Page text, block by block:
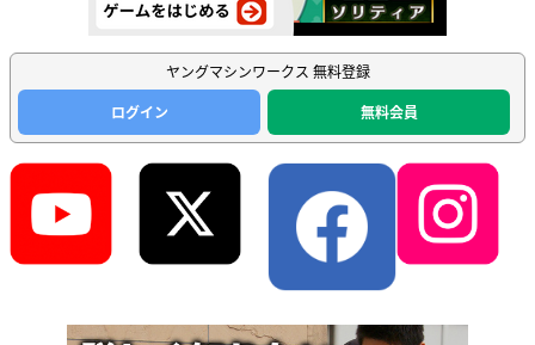
ヤングマシンワークス 無料登録
ログイン
無料会員